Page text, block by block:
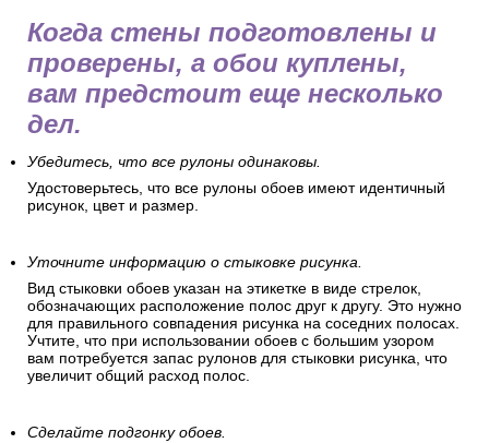
Когда стены подготовлены и
проверены, а обои куплены,
вам предстоит еще несколько
дел.
Убедитесь, что все рулоны одинаковы.
Удостоверьтесь, что все рулоны обоев имеют идентичный
рисунок, цвет и размер.
Уточните информацию о стыковке рисунка.
Вид стыковки обоев указан на этикетке в виде стрелок,
обозначающих расположение полос друг к другу. Это нужно
для правильного совпадения рисунка на соседних полосах.
Учтите, что при использовании обоев с большим узором
вам потребуется запас рулонов для стыковки рисунка, что
увеличит общий расход полос.
Сделайте подгонку обоев.